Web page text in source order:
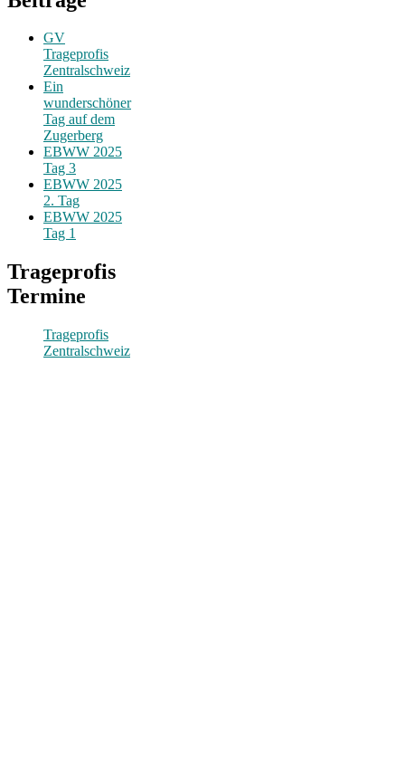
GV
Trageprofis
Zentralschweiz
Ein
wunderschöner
Tag auf dem
Zugerberg
EBWW 2025
Tag 3
EBWW 2025
2. Tag
EBWW 2025
Tag 1
Trageprofis
Termine
Trageprofis
Zentralschweiz